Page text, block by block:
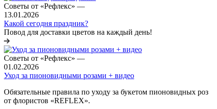
Советы от «Рефлекс» —
13.01.2026
Какой сегодня праздник?
Повод для доставки цветов на каждый день!
Советы от «Рефлекс» —
01.02.2026
Уход за пионовидными розами + видео
Обязательные правила по уходу за букетом пионовидных роз
от флористов «REFLEX».